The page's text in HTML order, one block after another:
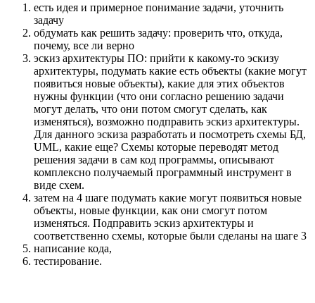
есть идея и примерное понимание задачи, уточнить
задачу
обдумать как решить задачу: проверить что, откуда,
почему, все ли верно
эскиз архитектуры ПО: прийти к какому-то эскизу
архитектуры, подумать какие есть объекты (какие могут
появиться новые объекты), какие для этих объектов
нужны функции (что они согласно решению задачи
могут делать, что они потом смогут сделать, как
изменяться), возможно подправить эскиз архитектуры.
Для данного эскиза разработать и посмотреть схемы БД,
UML, какие еще? Схемы которые переводят метод
решения задачи в сам код программы, описывают
комплексно получаемый программный инструмент в
виде схем.
затем на 4 шаге подумать какие могут появиться новые
объекты, новые функции, как они смогут потом
изменяться. Подправить эскиз архитектуры и
соответственно схемы, которые были сделаны на шаге 3
написание кода,
тестирование.